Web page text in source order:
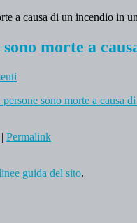
sono morte a
sono morte a causa
Permalink
guida del sito.